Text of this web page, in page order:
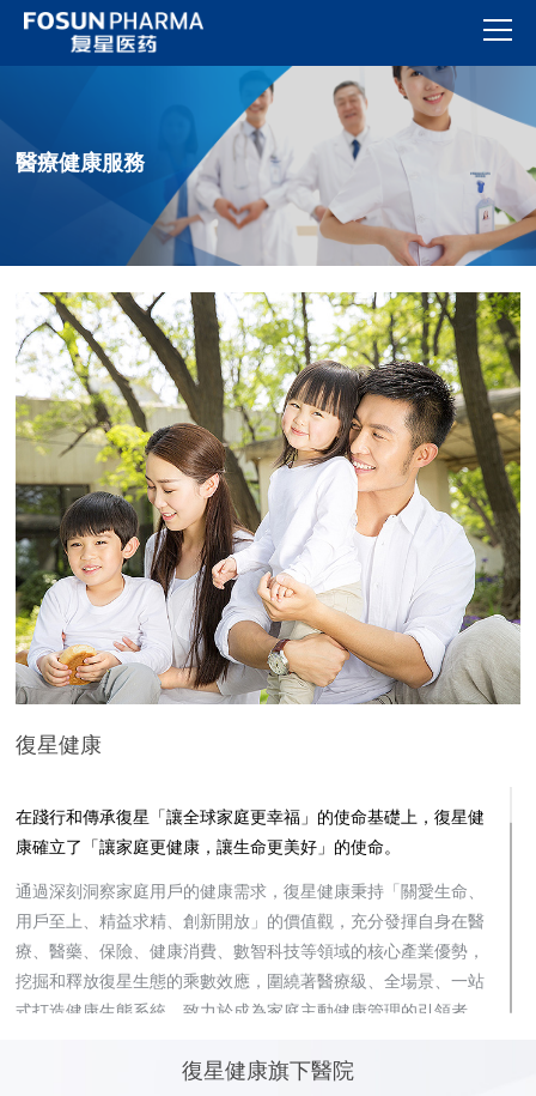
醫療健康服務
復星健康
在踐行和傳承復星「讓全球家庭更幸福」的使命基礎上，復星健
康確立了「讓家庭更健康，讓生命更美好」的使命。
通過深刻洞察家庭用戶的健康需求，復星健康秉持「關愛生命、
用戶至上、精益求精、創新開放」的價值觀，充分發揮自身在醫
療、醫藥、保險、健康消費、數智科技等領域的核心產業優勢，
挖掘和釋放復星生態的乘數效應，圍繞著醫療級、全場景、一站
式打造健康生態系統，致力於成為家庭主動健康管理的引領者。
務，通過線上「復星健康」APP和小程式，以及分佈在大灣區、
復星健康旗下醫院